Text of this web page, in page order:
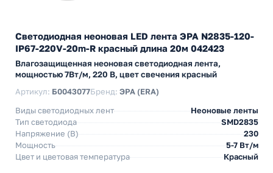
Светодиодная неоновая LED лента ЭРА N2835-120-
IP67-220V-20m-R красный длина 20м 042423
Влагозащищенная неоновая светодиодная лента,
мощностью 7Вт/м, 220 В, цвет свечения красный
Артикул: Б0043077Бренд: ЭРА (ERA)
Виды светодиодных лент
Неоновые ленты
Тип светодиода
SMD2835
Напряжение (В)
230
Мощность
5-7 Вт/м
Цвет и цветовая температура
Красный